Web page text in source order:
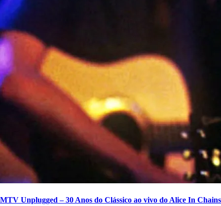
MTV Unplugged – 30 Anos do Clássico ao vivo do Alice In Chains